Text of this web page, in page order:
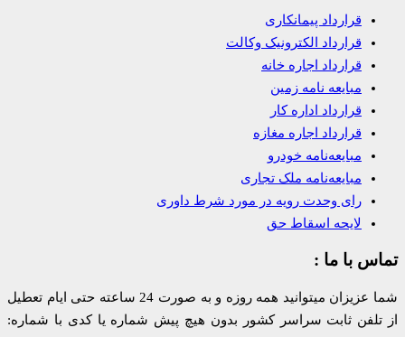
قرارداد پیمانکاری
قرارداد الکترونیک وکالت
قرارداد اجاره خانه
مبایعه نامه زمین
قرارداد اداره کار
قرارداد اجاره مغازه
مبایعه‌نامه خودرو
مبایعه‌نامه ملک تجاری
رای وحدت رویه در مورد شرط داوری
لایحه اسقاط حق
تماس با ما :
شما عزیزان میتوانید همه روزه و به صورت 24 ساعته حتی ایام تعطیل
از تلفن ثابت سراسر کشور بدون هیچ پیش شماره یا کدی با شماره: